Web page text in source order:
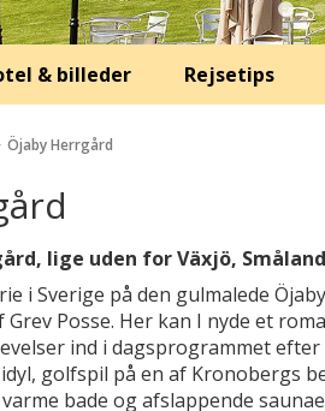
& billeder Rejsetips
Öjaby Herrgård
lige uden for Växjö, Småland
i Sverige på den gulmalede
Posse. Her kan I nyde et
ind i dagsprogrammet efter
golfspil på en af Kronobergs
bade og afslappende